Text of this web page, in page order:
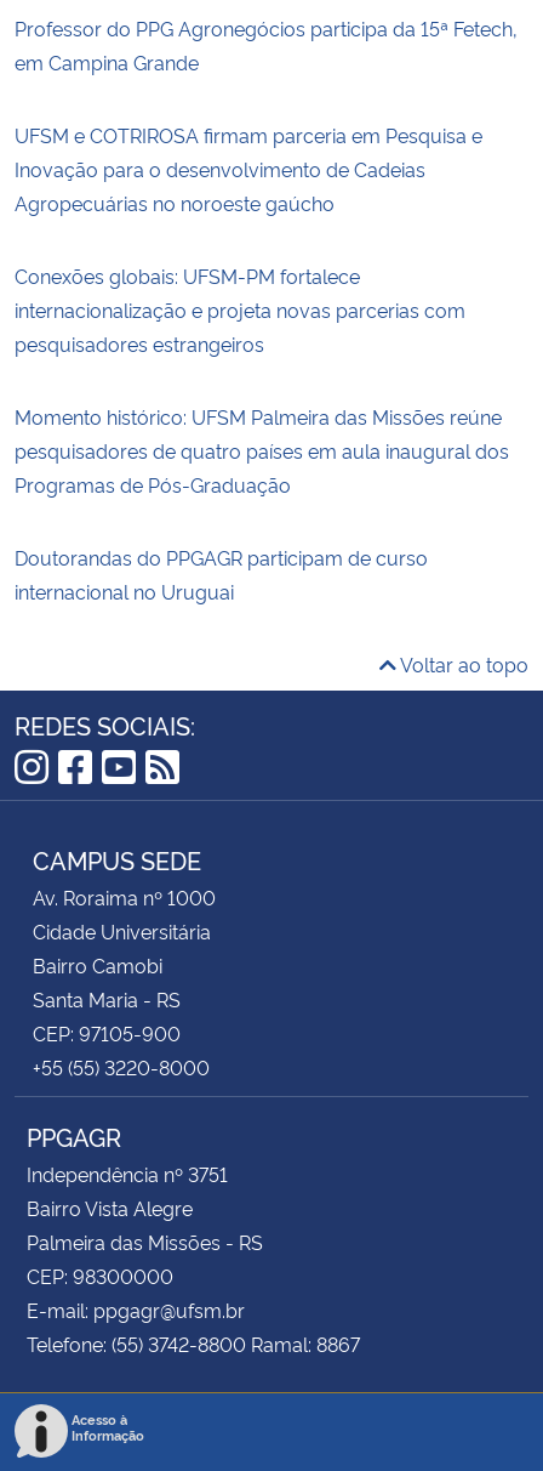
Professor do PPG Agronegócios participa da 15ª Fetech,
em Campina Grande
UFSM e COTRIROSA firmam parceria em Pesquisa e
Inovação para o desenvolvimento de Cadeias
Agropecuárias no noroeste gaúcho
Conexões globais: UFSM-PM fortalece
internacionalização e projeta novas parcerias com
pesquisadores estrangeiros
Momento histórico: UFSM Palmeira das Missões reúne
pesquisadores de quatro países em aula inaugural dos
Programas de Pós-Graduação
Doutorandas do PPGAGR participam de curso
internacional no Uruguai
Voltar ao topo
REDES SOCIAIS:
Instagram
Facebook
YouTube
RSS
CAMPUS SEDE
Av. Roraima nº 1000
Cidade Universitária
Bairro Camobi
Santa Maria - RS
CEP: 97105-900
+55 (55) 3220-8000
PPGAGR
Independência nº 3751
Bairro Vista Alegre
Palmeira das Missões - RS
CEP: 98300000
E-mail: ppgagr@ufsm.br
Telefone: (55) 3742-8800 Ramal: 8867
Acesso à
Informação